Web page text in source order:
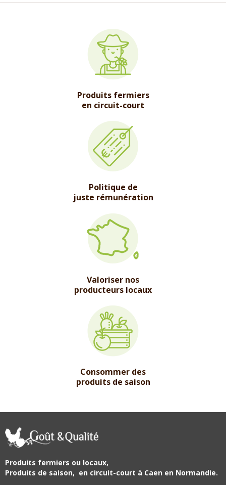
Produits fermiers
en circuit-court
Politique de
juste rémunération
Valoriser nos
producteurs locaux
Consommer des
produits de saison
Produits fermiers ou locaux,
Produits de saison, en circuit-court à Caen en Normandie.